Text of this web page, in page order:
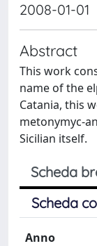
2008-01-01
Abstract
This work
name of the
Catania, this
metonymyc-
Sicilian itself.
Scheda
Scheda
Anno